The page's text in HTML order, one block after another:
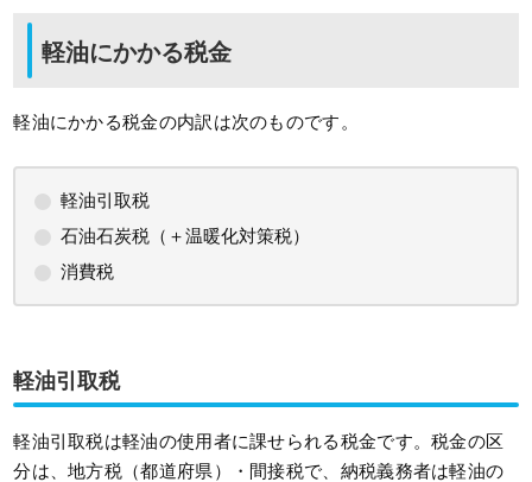
軽油にかかる税金
軽油にかかる税金の内訳は次のものです。
軽油引取税
石油石炭税（＋温暖化対策税）
消費税
軽油引取税
軽油引取税は軽油の使用者に課せられる税金です。税金の区
分は、地方税（都道府県）・間接税で、納税義務者は軽油の